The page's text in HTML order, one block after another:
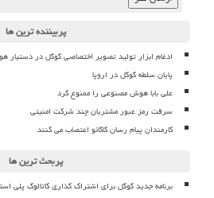
پربیننده ترین ها
ادغام ابزار تولید تصویر اختصاصی گوگل در دستیار
پایان سلطه گوگل در اروپا
علی بابا هوش مصنوعی را ممنوع کرد
سرقت رمز عبور مشتریان چند شرکت امنیتی
کارمندان پیام رسان کاکائو اعتصاب می کنند
پربحث ترین ها
برنامه جدید گوگل برای اشتراک گذاری کاتالوگ پلی